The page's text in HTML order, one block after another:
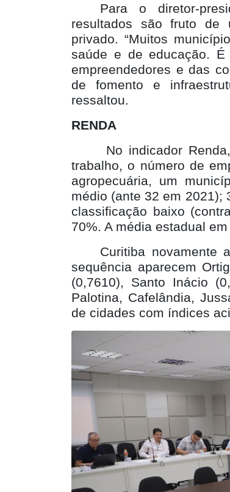
Para o diretor-
resultados são fruto de
privado. “Muitos
saúde e de educação.
empreendedores e das
de fomento e
ressaltou.
RENDA
No indicador
trabalho, o número de
agropecuária, um
médio (ante 32 em 2021);
classificação baixo
70%. A média estadual
Curitiba novamente
sequência aparecem
(0,7610), Santo Inácio
Palotina, Cafelândia,
de cidades com índices